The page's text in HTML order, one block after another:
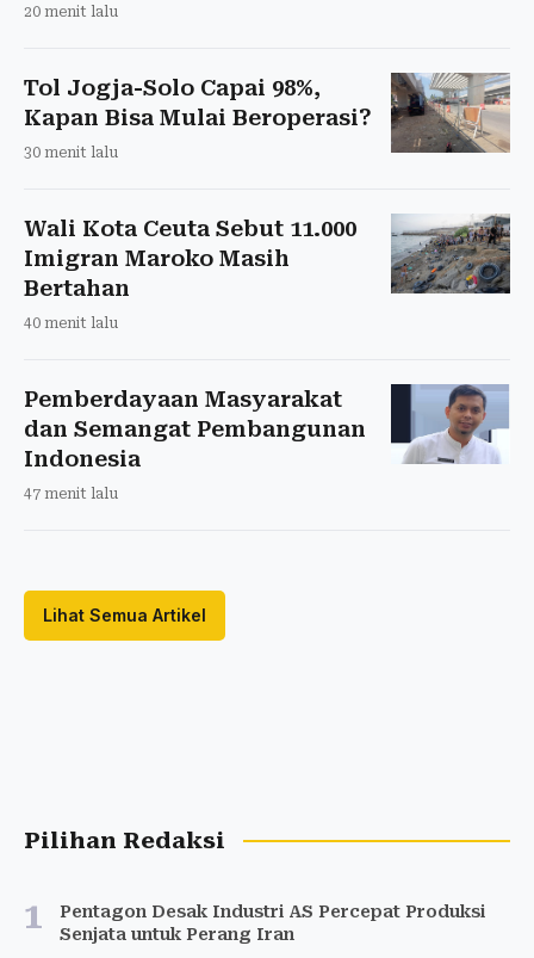
20 menit lalu
Tol Jogja-Solo Capai 98%,
Kapan Bisa Mulai Beroperasi?
30 menit lalu
Wali Kota Ceuta Sebut 11.000
Imigran Maroko Masih
Bertahan
40 menit lalu
Pemberdayaan Masyarakat
dan Semangat Pembangunan
Indonesia
47 menit lalu
Lihat Semua Artikel
Pilihan Redaksi
1
Pentagon Desak Industri AS Percepat Produksi
Senjata untuk Perang Iran